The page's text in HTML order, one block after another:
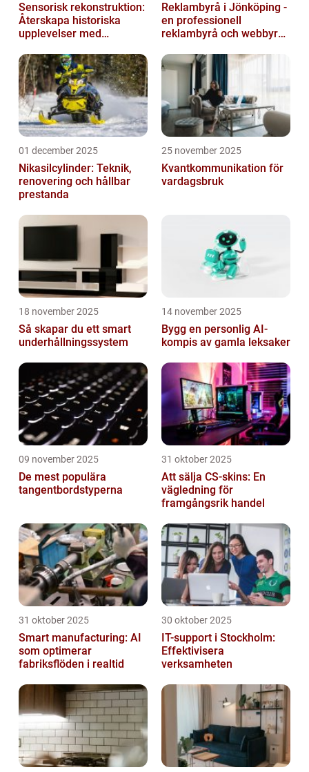
Sensorisk rekonstruktion:
Återskapa historiska
upplevelser med
Reklambyrå i Jönköping -
en professionell
reklambyrå och webbyrå
kommunikati...
01 december 2025
Nikasilcylinder: Teknik,
renovering och hållbar
prestanda
25 november 2025
Kvantkommunikation för
vardagsbruk
18 november 2025
Så skapar du ett smart
underhållningssystem
14 november 2025
Bygg en personlig AI-
kompis av gamla leksaker
09 november 2025
De mest populära
tangentbordstyperna
31 oktober 2025
Att sälja CS-skins: En
vägledning för
framgångsrik handel
31 oktober 2025
Smart manufacturing: AI
som optimerar
fabriksflöden i realtid
30 oktober 2025
IT-support i Stockholm:
Effektivisera
verksamheten